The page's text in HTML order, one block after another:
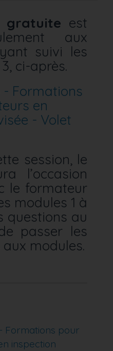
gratuite est
aux
suivi les
ci-après.
- Formations
en
- Volet
session, le
l’occasion
le formateur
modules 1 à
questions au
passer les
modules.
Formations pour
inspection